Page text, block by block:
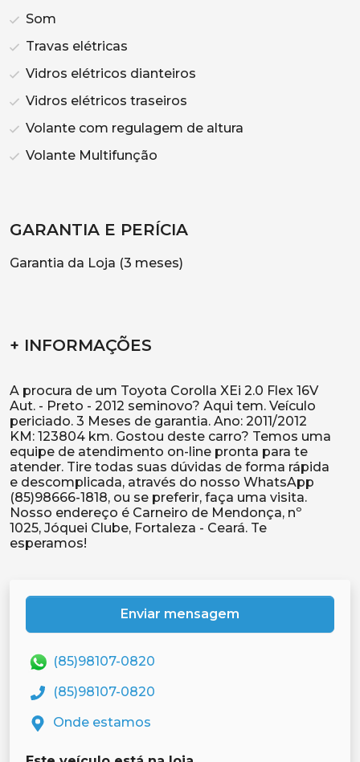
Som
Travas elétricas
Vidros elétricos dianteiros
Vidros elétricos traseiros
Volante com regulagem de altura
Volante Multifunção
GARANTIA E PERÍCIA
Garantia da Loja (3 meses)
+ INFORMAÇÕES
A procura de um Toyota Corolla XEi 2.0 Flex 16V
Aut. - Preto - 2012 seminovo? Aqui tem. Veículo
periciado. 3 Meses de garantia. Ano: 2011/2012
KM: 123804 km. Gostou deste carro? Temos uma
equipe de atendimento on-line pronta para te
atender. Tire todas suas dúvidas de forma rápida
e descomplicada, através do nosso WhatsApp
(85)98666-1818, ou se preferir, faça uma visita.
Nosso endereço é Carneiro de Mendonça, nº
1025, Jóquei Clube, Fortaleza - Ceará. Te
Enviar mensagem
(85)98107-0820
(85)98107-0820
Onde estamos